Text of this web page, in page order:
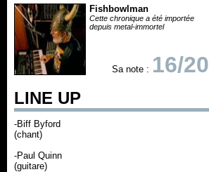
Fishbowlman
Cette chronique a été importée
depuis metal-immortel
Sa note : 16/20
LINE UP
-Biff Byford
(chant)
-Paul Quinn
(guitare)